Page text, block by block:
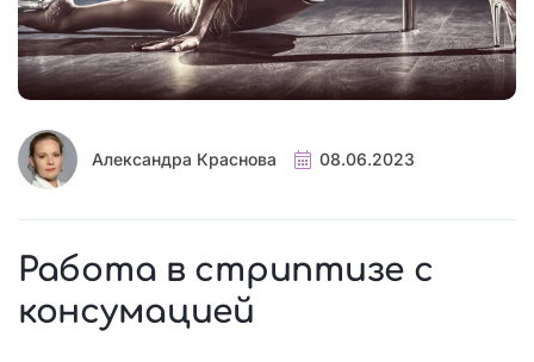
Александра Краснова 08.06.2023
Работа в стриптизе с
консумацией